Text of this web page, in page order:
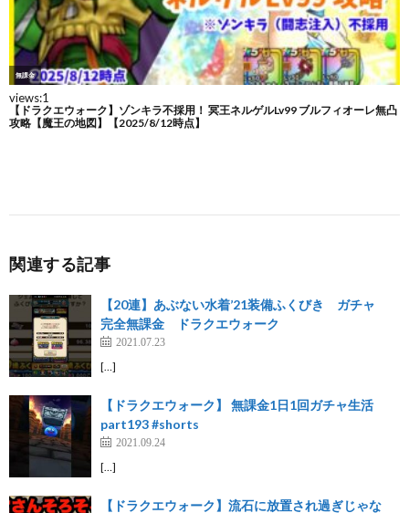
関連する記事
【20連】あぶない水着’21装備ふくびき ガチャ
完全無課金 ドラクエウォーク
2021.07.23
[…]
【ドラクエウォーク】 無課金1日1回ガチャ生活
part193 #shorts
2021.09.24
[…]
【ドラクエウォーク】流石に放置され過ぎじゃな